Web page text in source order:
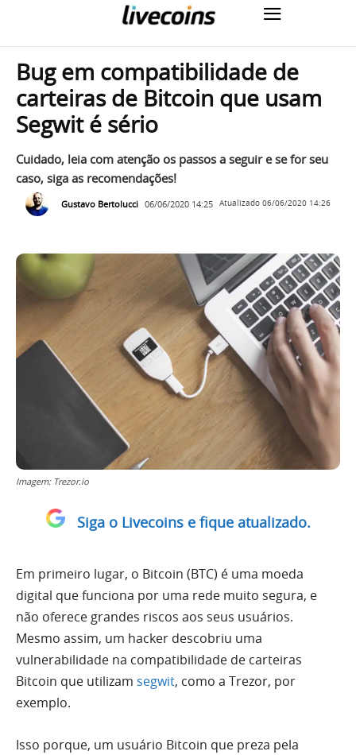
Bug em compatibilidade de
carteiras de Bitcoin que usam
Segwit é sério
Cuidado, leia com atenção os passos a seguir e se for seu
caso, siga as recomendações!
Gustavo Bertolucci 06/06/2020 14:25 Atualizado 06/06/2020 14:26
Imagem: Trezor.io
Siga o Livecoins e fique atualizado.
Em primeiro lugar, o Bitcoin (BTC) é uma moeda
digital que funciona por uma rede muito segura, e
não oferece grandes riscos aos seus usuários.
Mesmo assim, um hacker descobriu uma
vulnerabilidade na compatibilidade de carteiras
Bitcoin que utilizam segwit, como a Trezor, por
exemplo.
Isso porque, um usuário Bitcoin que preza pela